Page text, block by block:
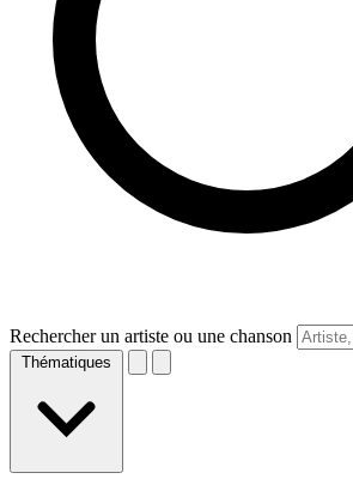
Rechercher un artiste ou une chanson
Thématiques